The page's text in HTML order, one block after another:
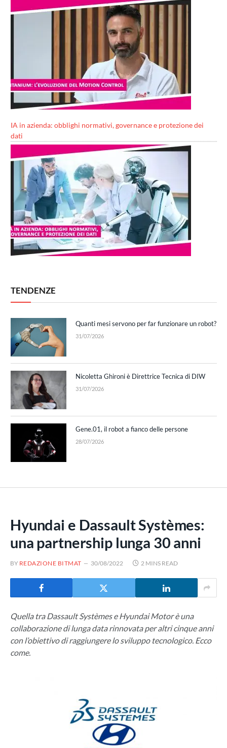
IA in azienda: obblighi normativi, governance e protezione dei
dati
TENDENZE
Quanti mesi servono per far funzionare un robot?
31/07/2026
Nicoletta Ghironi è Direttrice Tecnica di DIW
31/07/2026
Gene.01, il robot a fianco delle persone
28/07/2026
Hyundai e Dassault Systèmes:
una partnership lunga 30 anni
BY REDAZIONE BITMAT 30/08/2022 2 MINS READ
Quella tra Dassault Systèmes e Hyundai Motor è una
collaborazione di lunga data rinnovata per altri cinque anni
con l’obiettivo di raggiungere lo sviluppo tecnologico. Ecco
come.